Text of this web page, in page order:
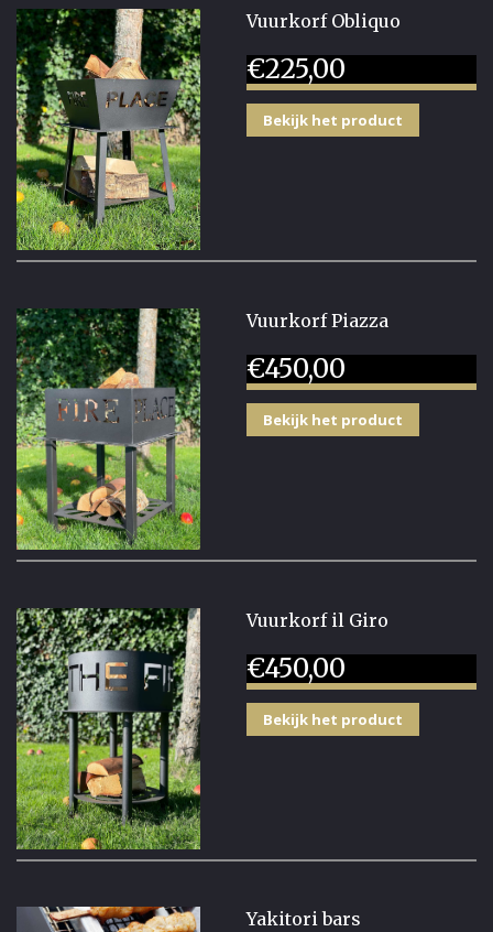
Vuurkorf Obliquo
€225,00
Bekijk het product
Vuurkorf Piazza
€450,00
Bekijk het product
Vuurkorf il Giro
€450,00
Bekijk het product
Yakitori bars